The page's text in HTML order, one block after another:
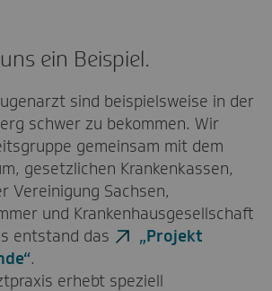
ein Beispiel.
sind beispielsweise in der
schwer zu bekommen. Wir
gemeinsam mit dem
gesetzlichen Krankenkassen,
Vereinigung Sachsen,
und Krankenhausgesellschaft
entstand das
„Projekt
.
erhebt speziell